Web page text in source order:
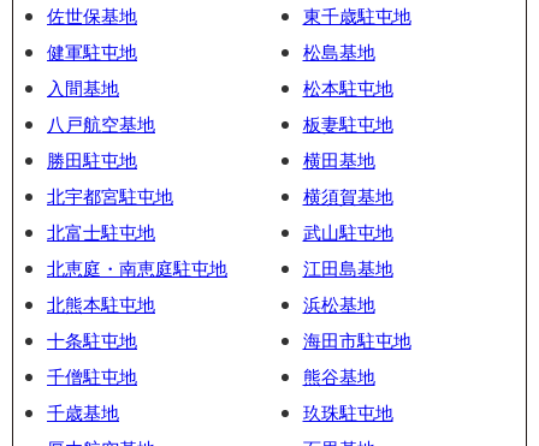
佐世保基地
健軍駐屯地
入間基地
八戸航空基地
勝田駐屯地
北宇都宮駐屯地
北富士駐屯地
北恵庭・南恵庭駐屯地
北熊本駐屯地
十条駐屯地
千僧駐屯地
千歳基地
東千歳駐屯地
松島基地
松本駐屯地
板妻駐屯地
横田基地
横須賀基地
武山駐屯地
江田島基地
浜松基地
海田市駐屯地
熊谷基地
玖珠駐屯地